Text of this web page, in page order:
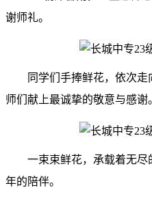
谢师礼。
同学们手捧鲜花，依次
师们献上最诚挚的敬意与感谢
一束束鲜花，承载着无尽
年的陪伴。